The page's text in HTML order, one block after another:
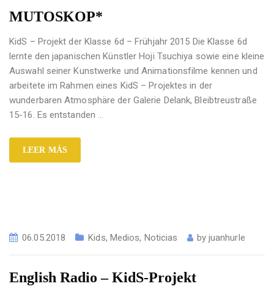
MUTOSKOP*
KidS – Projekt der Klasse 6d – Frühjahr 2015 Die Klasse 6d
lernte den japanischen Künstler Hoji Tsuchiya sowie eine kleine
Auswahl seiner Kunstwerke und Animationsfilme kennen und
arbeitete im Rahmen eines KidS – Projektes in der
wunderbaren Atmosphäre der Galerie Delank, Bleibtreustraße
15-16. Es entstanden …
LEER MÁS
06.05.2018 Kids, Medios, Noticias by juanhurle
English Radio – KidS-Projekt